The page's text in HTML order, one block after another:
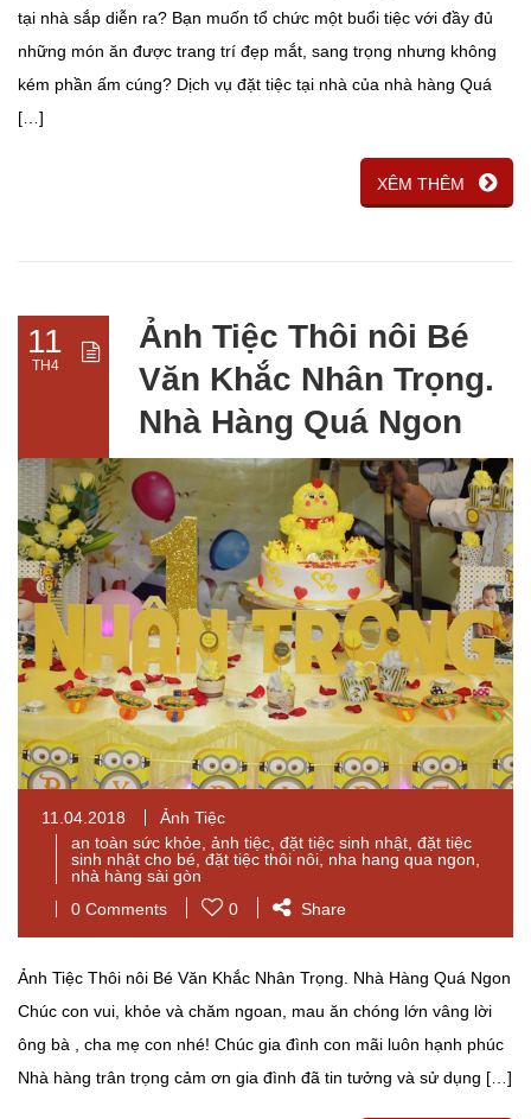
tại nhà sắp diễn ra? Bạn muốn tổ chức một buổi tiệc với đầy đủ
những món ăn được trang trí đẹp mắt, sang trọng nhưng không
kém phần ấm cúng? Dịch vụ đặt tiệc tại nhà của nhà hàng Quá
[…]
XÊM THÊM
11
TH4
Ảnh Tiệc Thôi nôi Bé
Văn Khắc Nhân Trọng.
Nhà Hàng Quá Ngon
11.04.2018
Ảnh Tiệc
an toàn sức khỏe ảnh tiệc đặt tiệc sinh nhật đặt tiệc
sinh nhật cho bé đặt tiệc thôi nôi nha hang qua ngon
nhà hàng sài gòn
0 Comments
0 Share
Ảnh Tiệc Thôi nôi Bé Văn Khắc Nhân Trọng. Nhà Hàng Quá Ngon
Chúc con vui, khỏe và chăm ngoan, mau ăn chóng lớn vâng lời
ông bà , cha mẹ con nhé! Chúc gia đình con mãi luôn hạnh phúc
Nhà hàng trân trọng cảm ơn gia đình đã tin tưởng và sử dụng […]